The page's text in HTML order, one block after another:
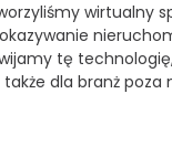
wirtualny
tę
dla branż poza